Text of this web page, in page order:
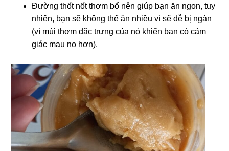
Đường thốt nốt thơm bổ nên giúp bạn ăn ngon, tuy
nhiên, bạn sẽ không thể ăn nhiều vì sẽ dễ bị ngán
(vì mùi thơm đặc trưng của nó khiến bạn có cảm
giác mau no hơn).